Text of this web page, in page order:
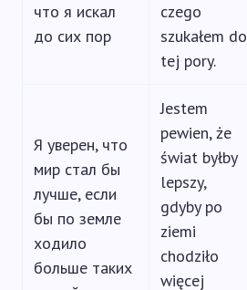
что я искал
до сих пор
czego
szukałem do
tej pory.
Я уверен, что
мир стал бы
лучше, если
бы по земле
ходило
больше таких
Jestem
pewien, że
świat byłby
lepszy,
gdyby po
ziemi
chodziło
więcej